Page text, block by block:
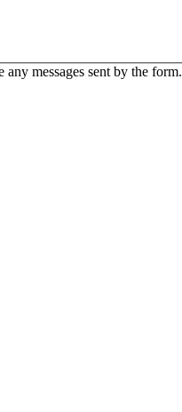
messages sent by the form.